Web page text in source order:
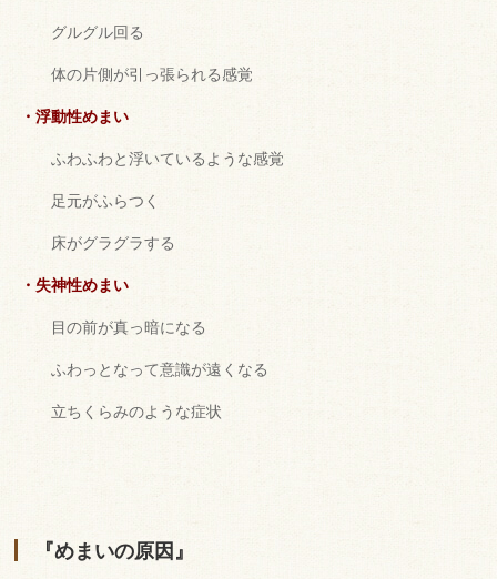
グルグル回る
体の片側が引っ張られる感覚
・浮動性めまい
ふわふわと浮いているような感覚
足元がふらつく
床がグラグラする
・失神性めまい
目の前が真っ暗になる
ふわっとなって意識が遠くなる
立ちくらみのような症状
『めまいの原因』